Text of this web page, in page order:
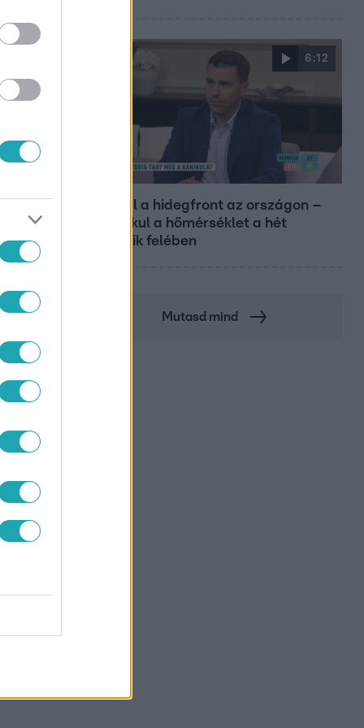
6:12
Átvonul a hidegfront az országon –
így alakul a hőmérséklet a hét
második felében
Mutasd mind